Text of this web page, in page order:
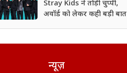
Stray Kids ने तोड़ी चुप्पी,
अवॉर्ड को लेकर कही बड़ी बात
न्यूज़